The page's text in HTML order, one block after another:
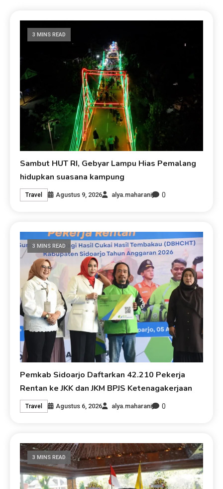
3 MINS READ
Sambut HUT RI, Gebyar Lampu Hias Pemalang
hidupkan suasana kampung
Travel Agustus 9, 2026 alya.maharani 0
3 MINS READ
Pemkab Sidoarjo Daftarkan 42.210 Pekerja
Rentan ke JKK dan JKM BPJS Ketenagakerjaan
Travel Agustus 6, 2026 alya.maharani 0
3 MINS READ